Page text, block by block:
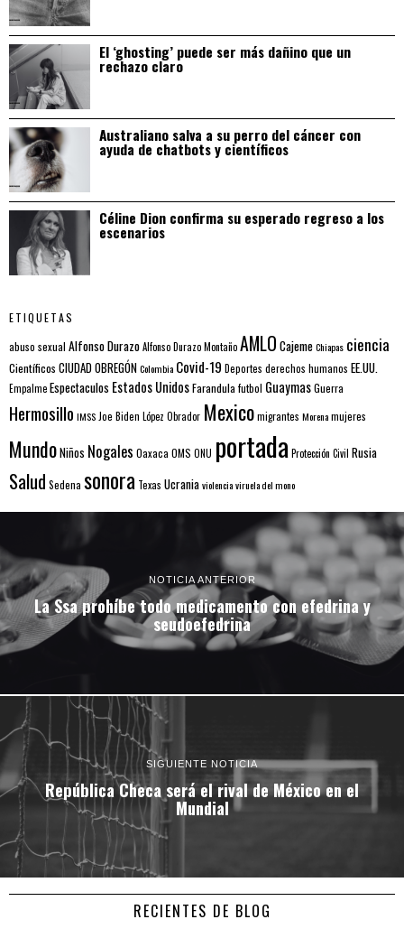
El ‘ghosting’ puede ser más dañino que un
rechazo claro
Australiano salva a su perro del cáncer con
ayuda de chatbots y científicos
Céline Dion confirma su esperado regreso a los
escenarios
ETIQUETAS
abuso sexual Alfonso DurazoAlfonso Durazo MontañoAMLO CajemeChiapas ciencia
Científicos CIUDAD OBREGÓNColombia Covid-19 Deportes derechos humanos EE.UU.
EmpalmeEspectaculos Estados UnidosFarandulafutbol GuaymasGuerra
Hermosillo IMSS Joe Biden López Obrador Mexicomigrantes Morenamujeres
MundoNiños Nogales Oaxaca OMS ONU portada Protección Civil Rusia
Salud Sedena sonora Texas Ucraniaviolenciaviruela del mono
NOTICIA ANTERIOR
La Ssa prohíbe todo medicamento con efedrina y
seudoefedrina
SIGUIENTE NOTICIA
República Checa será el rival de México en el
Mundial
RECIENTES DE BLOG